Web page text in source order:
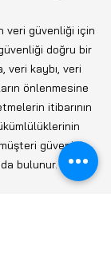
veri güvenliği için
doğru bir
veri kaybı, veri
önlenmesine
itibarının
güveninin
bulunur.